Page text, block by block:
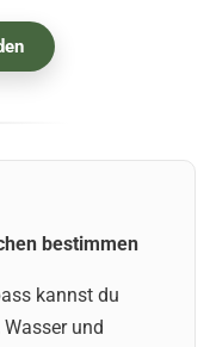
bestimmen
kannst du
und